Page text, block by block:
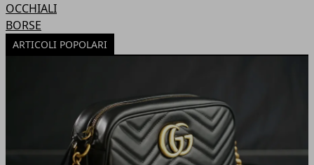
OCCHIALI
BORSE
ARTICOLI POPOLARI